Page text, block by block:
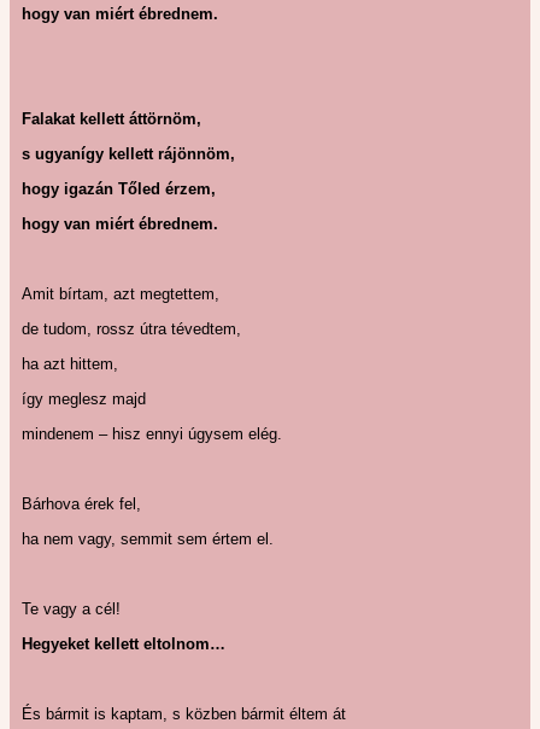
hogy van miért ébrednem.
Falakat kellett áttörnöm,
s ugyanígy kellett rájönnöm,
hogy igazán Tőled érzem,
hogy van miért ébrednem.
Amit bírtam, azt megtettem,
de tudom, rossz útra tévedtem,
ha azt hittem,
így meglesz majd
mindenem – hisz ennyi úgysem elég.
Bárhova érek fel,
ha nem vagy, semmit sem értem el.
Te vagy a cél!
Hegyeket kellett eltolnom…
És bármit is kaptam, s közben bármit éltem át